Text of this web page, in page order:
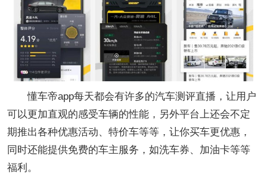
懂车帝app每天都会有许多的汽车测评直播，让用户
可以更加直观的感受车辆的性能，另外平台上还会不定
期推出各种优惠活动、特价车等等，让你买车更优惠，
同时还能提供免费的车主服务，如洗车券、加油卡等等
福利。